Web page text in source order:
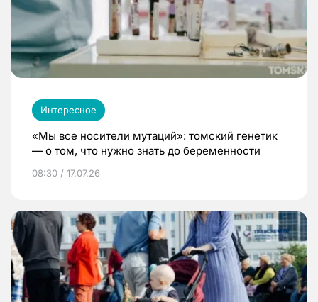
Интересное
«Мы все носители мутаций»: томский генетик
— о том, что нужно знать до беременности
08:30 / 17.07.26